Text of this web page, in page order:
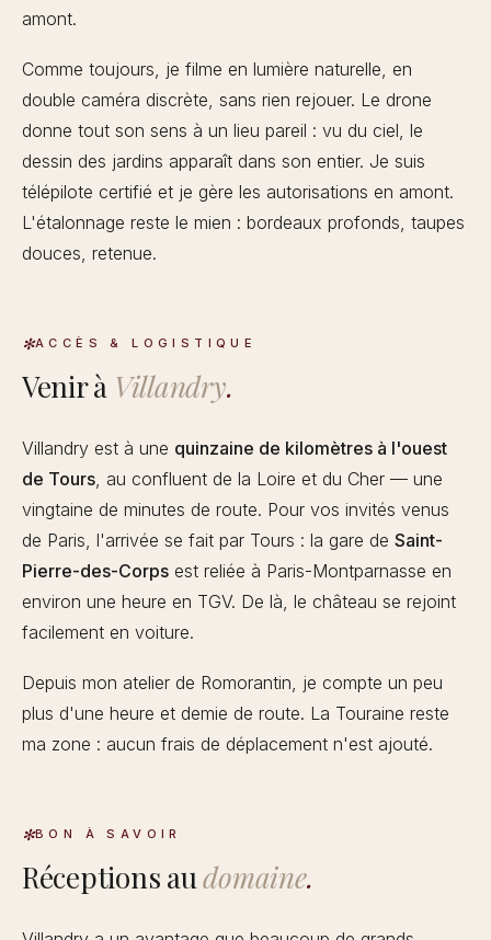
amont.
Comme toujours, je filme en lumière naturelle, en
double caméra discrète, sans rien rejouer. Le drone
donne tout son sens à un lieu pareil : vu du ciel, le
dessin des jardins apparaît dans son entier. Je suis
télépilote certifié et je gère les autorisations en amont.
L'étalonnage reste le mien : bordeaux profonds, taupes
douces, retenue.
ACCÈS & LOGISTIQUE
Venir à Villandry.
Villandry est à une quinzaine de kilomètres à l'ouest
de Tours , au confluent de la Loire et du Cher — une
vingtaine de minutes de route. Pour vos invités venus
de Paris, l'arrivée se fait par Tours : la gare de Saint-
Pierre-des-Corps est reliée à Paris-Montparnasse en
environ une heure en TGV. De là, le château se rejoint
facilement en voiture.
Depuis mon atelier de Romorantin, je compte un peu
plus d'une heure et demie de route. La Touraine reste
ma zone : aucun frais de déplacement n'est ajouté.
BON À SAVOIR
Réceptions audomaine.